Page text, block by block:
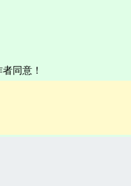
同意！